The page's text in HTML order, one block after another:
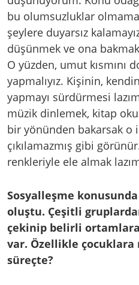
bu olumsuzluklar
şeylere duyarsız
düşünmek ve ona
O yüzden, umut kısmını
yapmalıyız. Kişinin,
yapmayı sürdürmesi
müzik dinlemek, kitap
bir yönünden bakarsak o
çıkılamazmış gibi
renkleriyle ele almak
Sosyalleşme
oluştu. Çeşitli
çekinip belirli
var. Özellikle çocuklara
süreçte?